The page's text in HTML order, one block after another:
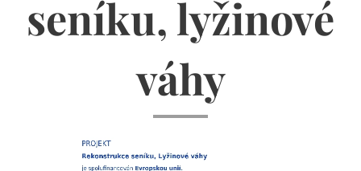
seníku, lyžinové
váhy